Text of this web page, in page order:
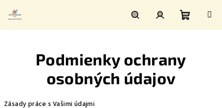
HľadaťPrihlásenie
košík
Podmienky ochrany
osobných údajov
Zásady práce s Vašimi údajmi